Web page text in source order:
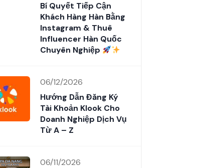
Bí Quyết Tiếp Cận
Khách Hàng Hàn Bằng
Instagram & Thuê
Influencer Hàn Quốc
Chuyên Nghiệp
06/12/2026
Hướng Dẫn Đăng Ký
Tài Khoản Klook Cho
Doanh Nghiệp Dịch Vụ
Từ A – Z
06/11/2026